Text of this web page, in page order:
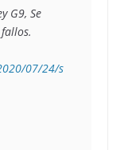
G9, Se
.
07/24/s